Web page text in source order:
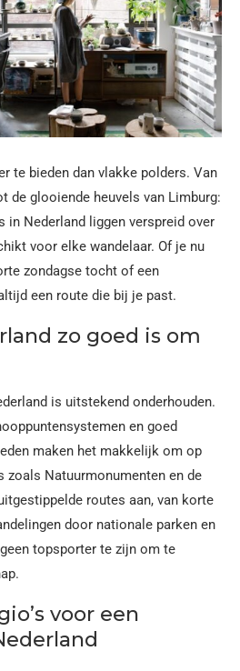
te bieden dan vlakke polders. Van
de glooiende heuvels van Limburg:
in Nederland liggen verspreid over
voor elke wandelaar. Of je nu
zondagse tocht of een
een route die bij je past.
zo goed is om
is uitstekend onderhouden.
en goed
maken het makkelijk om op
zoals Natuurmonumenten en de
routes aan, van korte
door nationale parken en
topsporter te zijn om te
voor een